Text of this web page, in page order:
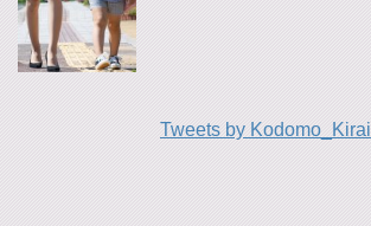
Tweets by Kodomo_Kirai